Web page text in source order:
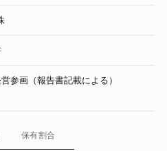
参画（報告書記載による）
保有割合